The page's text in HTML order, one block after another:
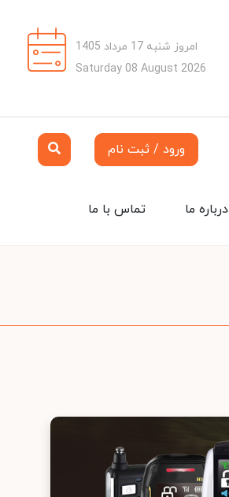
امروز شنبه 17 مرداد 1405
Saturday 08 August 2026
ورود / ثبت نام
تماس با ما درباره ما